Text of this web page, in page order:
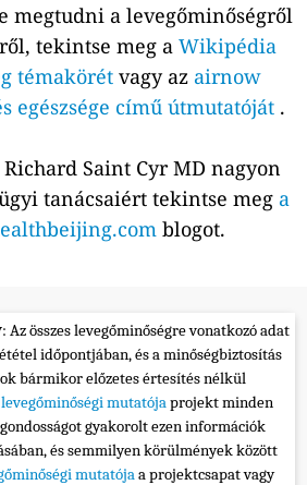
megtudni a levegőminőségről
tekintse meg a Wikipédia
témakörétvagy az airnow
egészsége című útmutatóját .
Saint Cyr MD nagyon
tanácsaiért tekintse meg a
blogot.
: Az összes levegőminőségre vonatkozó adat
időpontjában, és a minőségbiztosítás
bármikor előzetes értesítés nélkül
mutatójaprojekt minden
gyakorolt ezen információk
és semmilyen körülmények között
mutatójaa projektcsapat vagy